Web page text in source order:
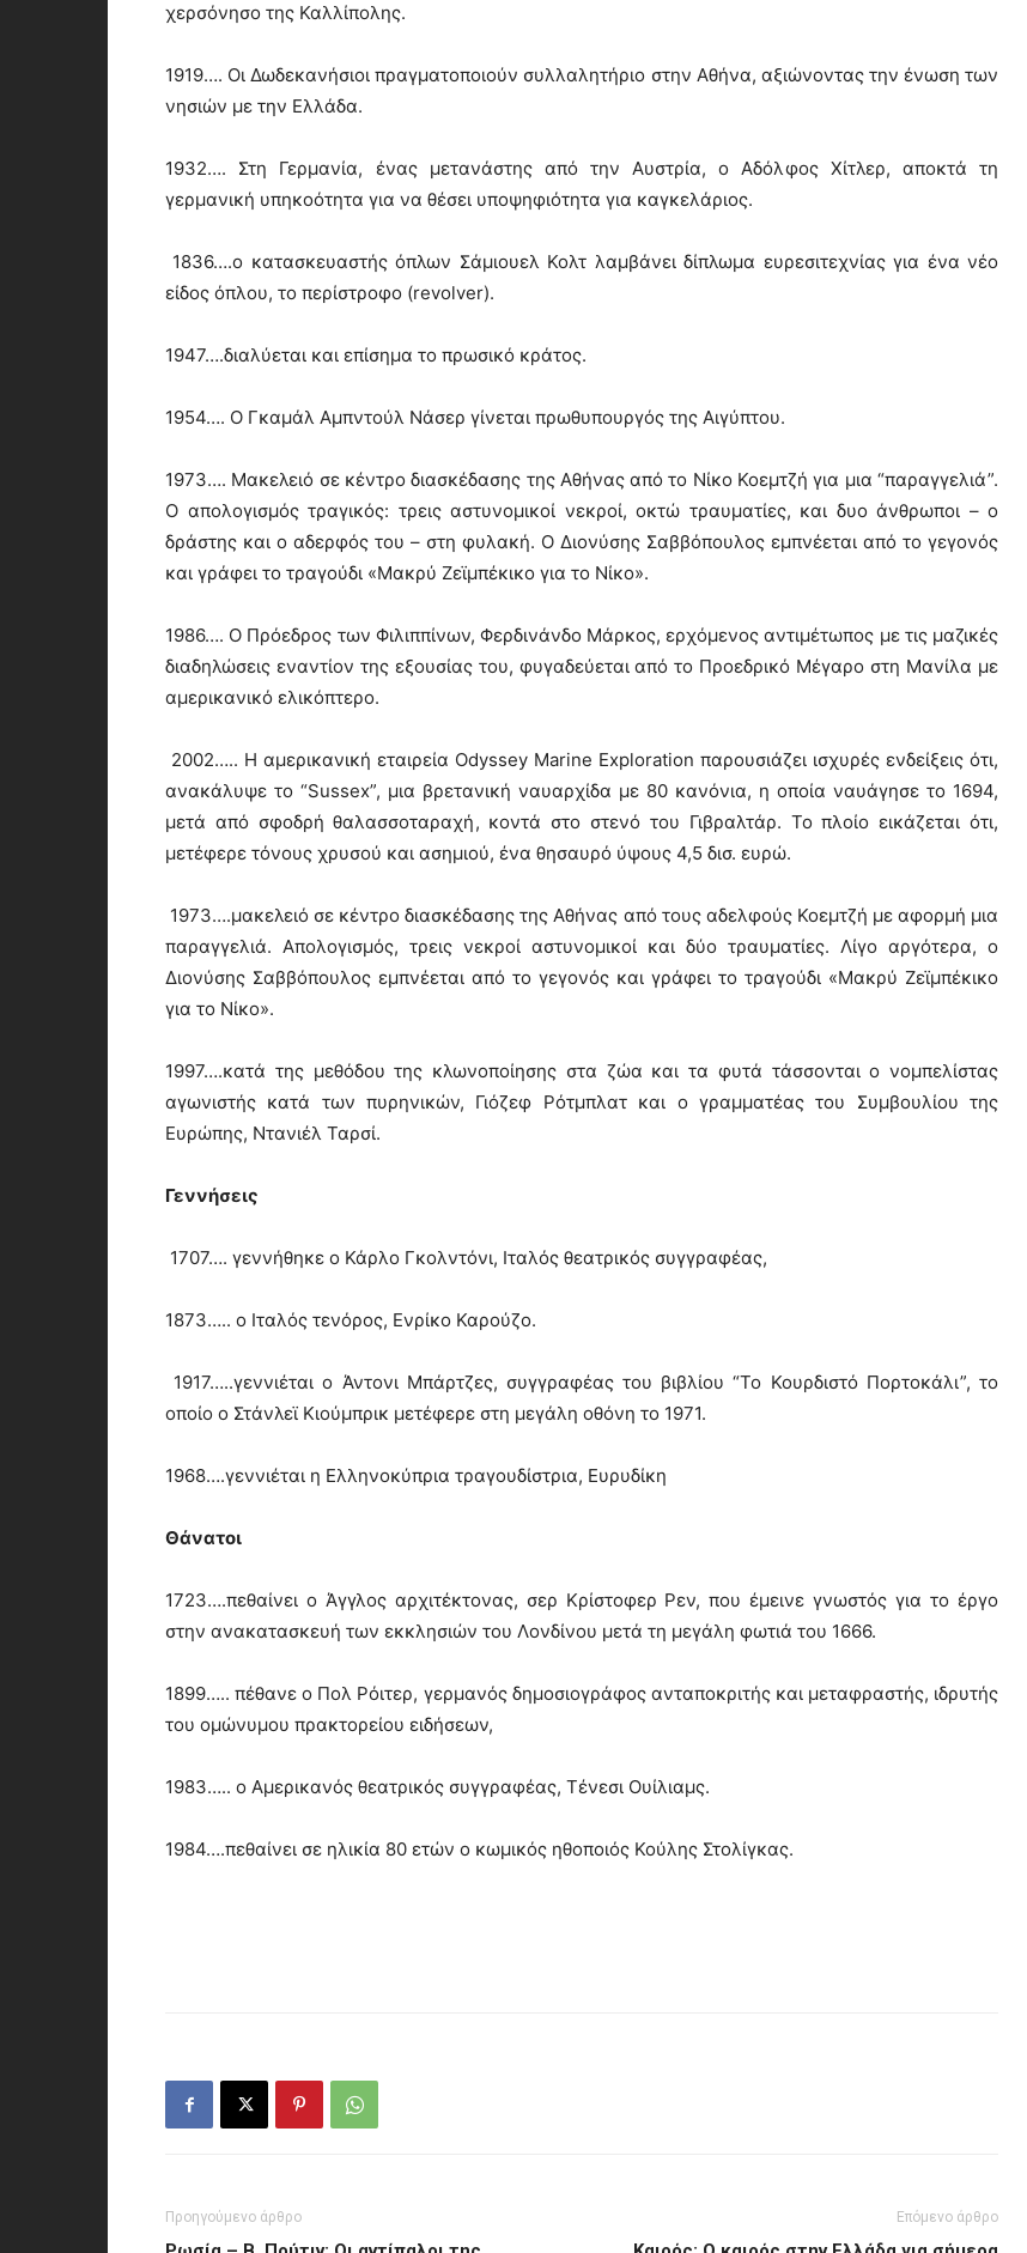
χερσόνησο της Καλλίπολης.
1919…. Οι Δωδεκανήσιοι πραγματοποιούν συλλαλητήριο στην Αθήνα, αξιώνοντας την ένωση των
νησιών με την Ελλάδα.
1932…. Στη Γερμανία, ένας μετανάστης από την Αυστρία, ο Αδόλφος Χίτλερ, αποκτά τη
γερμανική υπηκοότητα για να θέσει υποψηφιότητα για καγκελάριος.
1836….ο κατασκευαστής όπλων Σάμιουελ Κολτ λαμβάνει δίπλωμα ευρεσιτεχνίας για ένα νέο
είδος όπλου, το περίστροφο (revolver).
1947….διαλύεται και επίσημα το πρωσικό κράτος.
1954…. Ο Γκαμάλ Αμπντούλ Νάσερ γίνεται πρωθυπουργός της Αιγύπτου.
1973…. Μακελειό σε κέντρο διασκέδασης της Αθήνας από το Νίκο Κοεμτζή για μια “παραγγελιά”.
Ο απολογισμός τραγικός: τρεις αστυνομικοί νεκροί, οκτώ τραυματίες, και δυο άνθρωποι – ο
δράστης και ο αδερφός του – στη φυλακή. Ο Διονύσης Σαββόπουλος εμπνέεται από το γεγονός
και γράφει το τραγούδι «Μακρύ Ζεϊμπέκικο για το Νίκο».
1986…. Ο Πρόεδρος των Φιλιππίνων, Φερδινάνδο Μάρκος, ερχόμενος αντιμέτωπος με τις μαζικές
διαδηλώσεις εναντίον της εξουσίας του, φυγαδεύεται από το Προεδρικό Μέγαρο στη Μανίλα με
αμερικανικό ελικόπτερο.
2002….. Η αμερικανική εταιρεία Οdyssey Μarine Εxploration παρουσιάζει ισχυρές ενδείξεις ότι,
ανακάλυψε το “Sussex”, μια βρετανική ναυαρχίδα με 80 κανόνια, η οποία ναυάγησε το 1694,
μετά από σφοδρή θαλασσοταραχή, κοντά στο στενό του Γιβραλτάρ. Το πλοίο εικάζεται ότι,
μετέφερε τόνους χρυσού και ασημιού, ένα θησαυρό ύψους 4,5 δισ. ευρώ.
1973….μακελειό σε κέντρο διασκέδασης της Αθήνας από τους αδελφούς Κοεμτζή με αφορμή μια
παραγγελιά. Απολογισμός, τρεις νεκροί αστυνομικοί και δύο τραυματίες. Λίγο αργότερα, ο
Διονύσης Σαββόπουλος εμπνέεται από το γεγονός και γράφει το τραγούδι «Μακρύ Ζεϊμπέκικο
για το Νίκο».
1997….κατά της μεθόδου της κλωνοποίησης στα ζώα και τα φυτά τάσσονται ο νομπελίστας
αγωνιστής κατά των πυρηνικών, Γιόζεφ Ρότμπλατ και ο γραμματέας του Συμβουλίου της
Ευρώπης, Ντανιέλ Ταρσί.
Γεννήσεις
1707…. γεννήθηκε ο Κάρλο Γκολντόνι, Ιταλός θεατρικός συγγραφέας,
1873….. ο Ιταλός τενόρος, Ενρίκο Καρούζο.
1917…..γεννιέται ο Άντονι Μπάρτζες, συγγραφέας του βιβλίου “Το Κουρδιστό Πορτοκάλι”, το
οποίο ο Στάνλεϊ Κιούμπρικ μετέφερε στη μεγάλη οθόνη το 1971.
1968….γεννιέται η Ελληνοκύπρια τραγουδίστρια, Ευρυδίκη
Θάνατοι
1723….πεθαίνει ο Άγγλος αρχιτέκτονας, σερ Κρίστοφερ Ρεν, που έμεινε γνωστός για το έργο
στην ανακατασκευή των εκκλησιών του Λονδίνου μετά τη μεγάλη φωτιά του 1666.
1899….. πέθανε ο Πολ Ρόιτερ, γερμανός δημοσιογράφος ανταποκριτής και μεταφραστής, ιδρυτής
του ομώνυμου πρακτορείου ειδήσεων,
1983….. ο Αμερικανός θεατρικός συγγραφέας, Τένεσι Ουίλιαμς.
1984….πεθαίνει σε ηλικία 80 ετών ο κωμικός ηθοποιός Κούλης Στολίγκας.
Προηγούμενο άρθρο Επόμενο άρθρο